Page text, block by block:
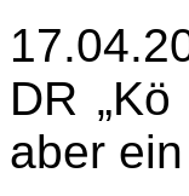
DR
aber